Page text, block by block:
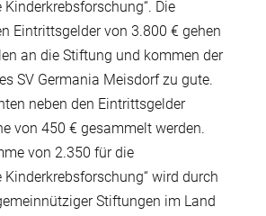
Kinderkrebsforschung“. Die
Eintrittsgelder von 3.800 € gehen
an die Stiftung und kommen der
SV Germania Meisdorf zu gute.
neben den Eintrittsgelder
von 450 € gesammelt werden.
von 2.350 für die
Kinderkrebsforschung“ wird durch
Stiftungen im Land